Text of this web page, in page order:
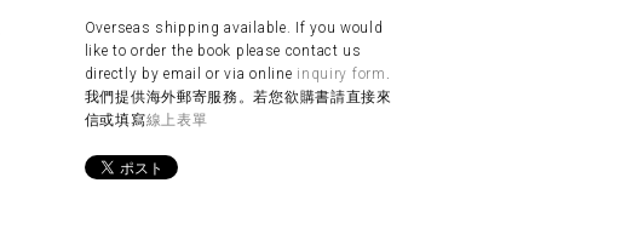
Overseas shipping available. If you would
like to order the book please contact us
directly by email or via online inquiry form .
我們提供海外郵寄服務。若您欲購書請直接來
信或填寫線上表單